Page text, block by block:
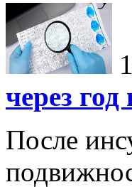
через год
После